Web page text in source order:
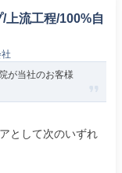
上流工程/100%自
が当社のお客様
として次のいずれ